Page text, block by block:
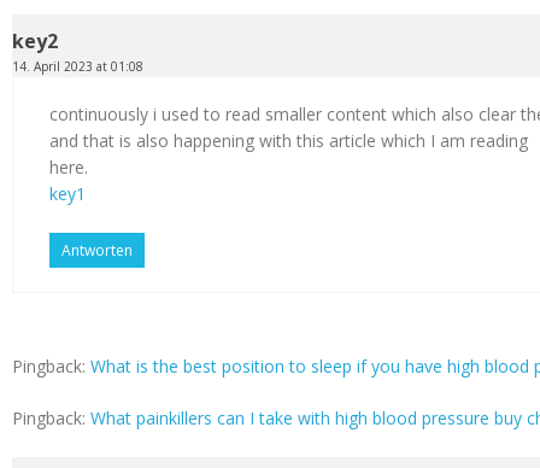
key2
14. April 2023 at 01:08
continuously i used to read smaller content which also clear
and that is also happening with this article which I am reading
here.
key1
Antworten
Pingback: What is the best position to sleep if you have high blood
Pingback: What painkillers can I take with high blood pressure buy